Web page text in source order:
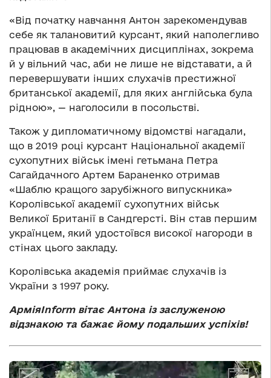
«Від початку навчання Антон зарекомендував
себе як талановитий курсант, який наполегливо
працював в академічних дисциплінах, зокрема
й у вільний час, аби не лише не відставати, а й
перевершувати інших слухачів престижної
британської академії, для яких англійська була
рідною», — наголосили в посольстві.
Також у дипломатичному відомстві нагадали,
що в 2019 році курсант Національної академії
сухопутних військ імені гетьмана Петра
Сагайдачного Артем Бараненко отримав
«Шаблю кращого зарубіжного випускника»
Королівської академії сухопутних військ
Великої Британії в Сандгерсті. Він став першим
українцем, який удостоївся високої нагороди в
стінах цього закладу.
Королівська академія приймає слухачів із
України з 1997 року.
АрміяInform вітає Антона із заслуженою
відзнакою та бажає йому подальших успіхів!